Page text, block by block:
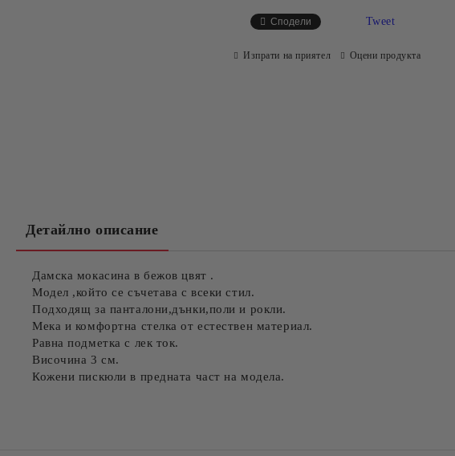
Сподели Tweet
Изпрати на приятел Оцени продукта
Детайлно описание
Дамска мокасина в бежов цвят .
Модел ,който се съчетава с всеки стил.
Подходящ за панталони,дънки,поли и рокли.
Мека и комфортна стелка от естествен материал.
Равна подметка с лек ток.
Височина 3 см.
Кожени пискюли в предната част на модела.